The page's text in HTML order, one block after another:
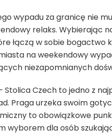
wypadu za granicę nie
relaks. Wybierając
łączą w sobie
na weekendowy
niezapomnianych
Stolica Czech to jedno z
Praga urzeka swoim
to obowiązkowe
wyborem dla osób